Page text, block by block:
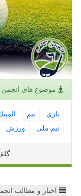
موضوع های
بازی تیم
تیم ملی
ورزش
اخبار و مطالب